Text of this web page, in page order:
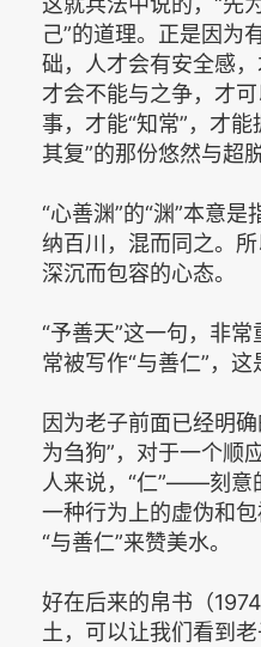
己”的道理。正是因为
础，人才会有安全感
才会不能与之争，才
事，才能“知常”，才
其复”的那份悠然与超脱
“心善渊”的“渊”本意
纳百川，混而同之。
深沉而包容的心态。
“予善天”这一句，非
常被写作“与善仁”，这
因为老子前面已经明
为刍狗”，对于一个顺
人来说，“仁”——刻意
一种行为上的虚伪和
“与善仁”来赞美水。
好在后来的帛书（
土，可以让我们看到